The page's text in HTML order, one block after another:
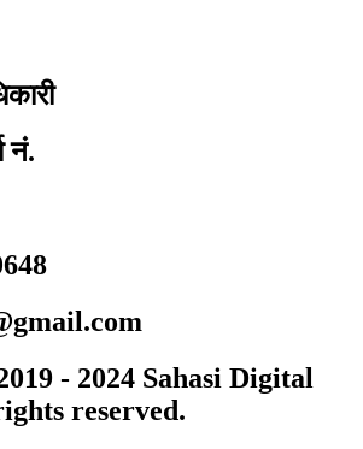
नं.
- 2024 Sahasi Digital
reserved.